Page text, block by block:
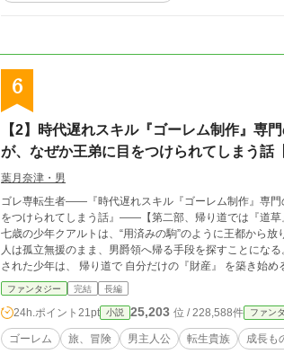
6
【2】時代遅れスキル『ゴーレム制作』専
が、なぜか王弟に目をつけられてしまう話
葉月奈津・男
ゴレ専転生者――『時代遅れスキル『ゴーレム制作』専門
をつけられてしまう話』――【第二部、帰り道では『道草』を食べまくります】 あらすじ（第二
七歳の少年クアルトは、“用済みの駒”のように王都から
人は孤立無援のまま、男爵領へ帰る手段を探すことになる。 しかし―― 帰り道は各種素材を拾うのにうってつけだった。 王都で
された少年は、 帰り道で 自分だけの『財産』 を築き始める。 これは、 「帰る途中で世界が広がっていく物語」。 七歳の少年
材を理解し、世界を読み解き、 誰にも知られぬまま“裏の任務”へと歩み出す第二部。 旅路
の騎士団編成が、ここに始まる。
ファンタジー 完結 長編
24h.ポイント 21pt 小説 25,203 位 / 228,588件 ファン
ゴーレム 旅、冒険 男主人公 転生貴族 成長も